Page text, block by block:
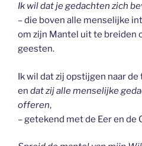
Ik wil dat je gedachten zich
– die boven alle menselijke
om zijn Mantel uit te breiden
geesten.
Ik wil dat zij opstijgen naar
en dat zij alle menselijke
offeren,
– getekend met de Eer en de